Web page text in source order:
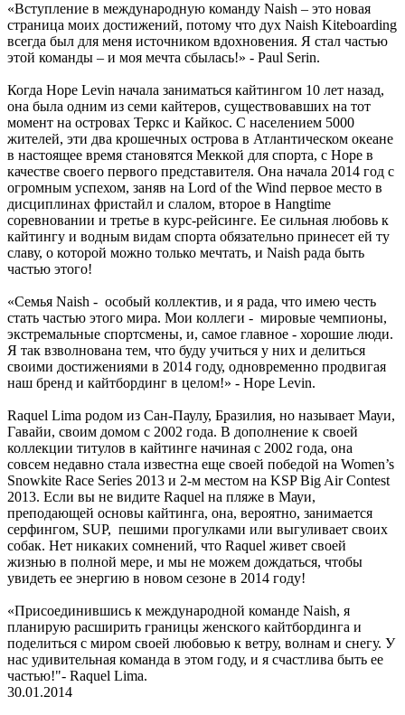
«Вступление в международную команду Naish – это новая
страница моих достижений, потому что дух Naish Kiteboarding
всегда был для меня источником вдохновения. Я стал частью
этой команды – и моя мечта сбылась!» - Paul Serin.
Когда Hope Levin начала заниматься кайтингом 10 лет назад,
она была одним из семи кайтеров, существовавших на тот
момент на островах Теркс и Кайкос. С населением 5000
жителей, эти два крошечных острова в Атлантическом океане
в настоящее время становятся Меккой для спорта, с Hope в
качестве своего первого представителя. Она начала 2014 год с
огромным успехом, заняв на Lord of the Wind первое место в
дисциплинах фристайл и слалом, второе в Hangtime
соревновании и третье в курс-рейсинге. Ее сильная любовь к
кайтингу и водным видам спорта обязательно принесет ей ту
славу, о которой можно только мечтать, и Naish рада быть
частью этого!
«Семья Naish - особый коллектив, и я рада, что имею честь
стать частью этого мира. Мои коллеги - мировые чемпионы,
экстремальные спортсмены, и, самое главное - хорошие люди.
Я так взволнована тем, что буду учиться у них и делиться
своими достижениями в 2014 году, одновременно продвигая
наш бренд и кайтбординг в целом!» - Hope Levin.
Raquel Lima родом из Сан-Паулу, Бразилия, но называет Мауи,
Гавайи, своим домом с 2002 года. В дополнение к своей
коллекции титулов в кайтинге начиная с 2002 года, она
совсем недавно стала известна еще своей победой на Women’s
Snowkite Race Series 2013 и 2-м местом на KSP Big Air Contest
2013. Если вы не видите Raquel на пляже в Мауи,
преподающей основы кайтинга, она, вероятно, занимается
серфингом, SUP, пешими прогулками или выгуливает своих
собак. Нет никаких сомнений, что Raquel живет своей
жизнью в полной мере, и мы не можем дождаться, чтобы
увидеть ее энергию в новом сезоне в 2014 году!
«Присоединившись к международной команде Naish, я
планирую расширить границы женского кайтбординга и
поделиться с миром своей любовью к ветру, волнам и снегу. У
нас удивительная команда в этом году, и я счастлива быть ее
частью!"- Raquel Lima.
30.01.2014